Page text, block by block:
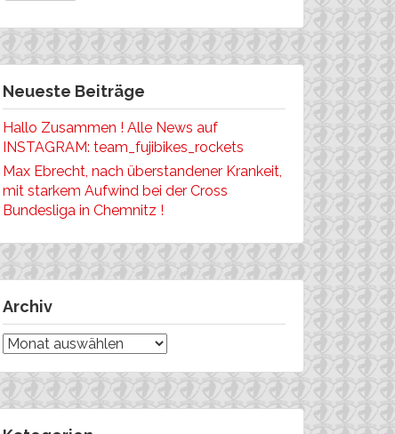
Neueste Beiträge
Hallo Zusammen ! Alle News auf
INSTAGRAM: team_fujibikes_rockets
Max Ebrecht, nach überstandener Krankeit,
mit starkem Aufwind bei der Cross
Bundesliga in Chemnitz !
Archiv
Archiv